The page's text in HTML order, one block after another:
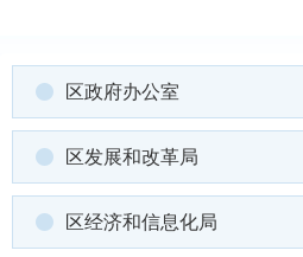
区政府办公室
区发展和改革局
区经济和信息化局